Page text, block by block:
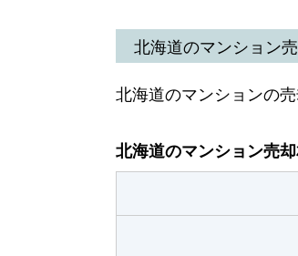
北海道のマンション
北海道のマンションの
北海道のマンション売